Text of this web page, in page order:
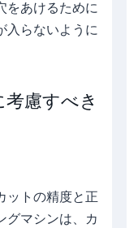
をあけるために
入らないように
慮すべき
ットの精度と正
グマシンは、カ